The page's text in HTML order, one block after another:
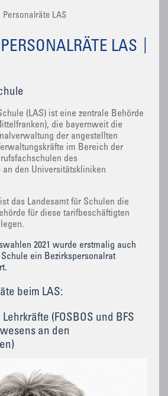
Personalräte LAS
PERSONALRÄTE LAS
(LAS) ist eine zentrale Behörde
die bayernweit die
der angestellten
im Bereich der
des
an den Universitätskliniken
das Landesamt für Schulen die
für diese tarifbeschäftigten
2021 wurde erstmalig auch
ein Bezirkspersonalrat
beim LAS:
(FOSBOS und BFS
an den